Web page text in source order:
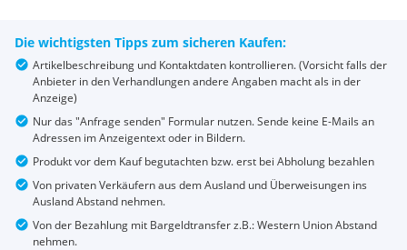
Die wichtigsten Tipps zum sicheren Kaufen:
Artikelbeschreibung und Kontaktdaten kontrollieren. (Vorsicht falls der
Anbieter in den Verhandlungen andere Angaben macht als in der
Anzeige)
Nur das "Anfrage senden" Formular nutzen. Sende keine E-Mails an
Adressen im Anzeigentext oder in Bildern.
Produkt vor dem Kauf begutachten bzw. erst bei Abholung bezahlen
Von privaten Verkäufern aus dem Ausland und Überweisungen ins
Ausland Abstand nehmen.
Von der Bezahlung mit Bargeldtransfer z.B.: Western Union Abstand
nehmen.